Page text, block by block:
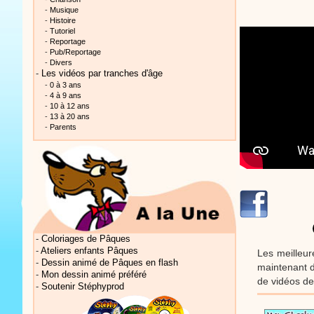
Vidéos
Vidéos
Les
maintenant
de vidéos
- Musique
- Histoire
- Tutoriel
- Reportage
- Pub/Reportage
- Divers
- Les vidéos par tranches d'âge
- 0 à 3 ans
- 4 à 9 ans
- 10 à 12 ans
- 13 à 20 ans
- Parents
- Coloriages de Pâques
- Ateliers enfants Pâques
- Dessin animé de Pâques en flash
- Mon dessin animé préféré
- Soutenir Stéphyprod